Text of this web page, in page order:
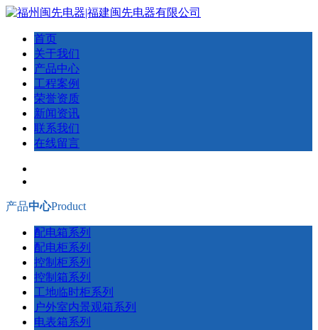
首页
关于我们
产品中心
工程案例
荣誉资质
新闻资讯
联系我们
在线留言
产品中心Product
配电箱系列
配电柜系列
控制柜系列
控制箱系列
工地临时柜系列
户外室内景观箱系列
电表箱系列